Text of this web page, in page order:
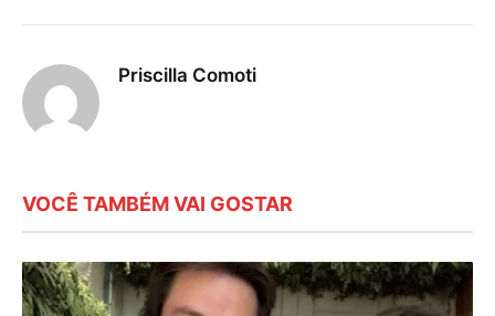
Priscilla Comoti
VOCÊ TAMBÉM VAI GOSTAR